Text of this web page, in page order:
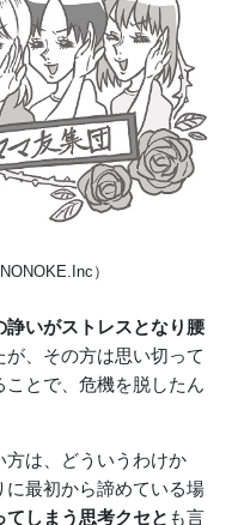
）
諍いがストレスとなり腰
、その方は思い切って
とで、危機を脱したん
方は、どういうわけか
に最初から諦めている場
てしまう思考クセと も言